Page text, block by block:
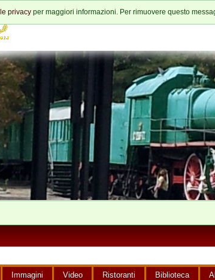
privacy per maggiori informazioni. Per rimuovere questo
Immagini Video Ristoranti Biblioteca